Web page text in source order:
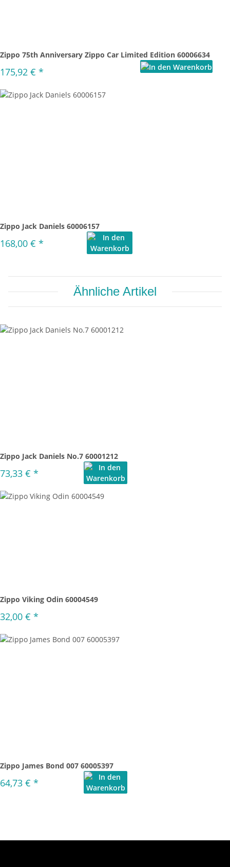
Zippo 75th Anniversary Zippo Car Limited Edition 60006634
175,92 € *
Zippo Jack Daniels 60006157
168,00 € *
Ähnliche Artikel
Zippo Jack Daniels No.7 60001212
73,33 € *
Zippo Viking Odin 60004549
32,00 € *
Zippo James Bond 007 60005397
64,73 € *